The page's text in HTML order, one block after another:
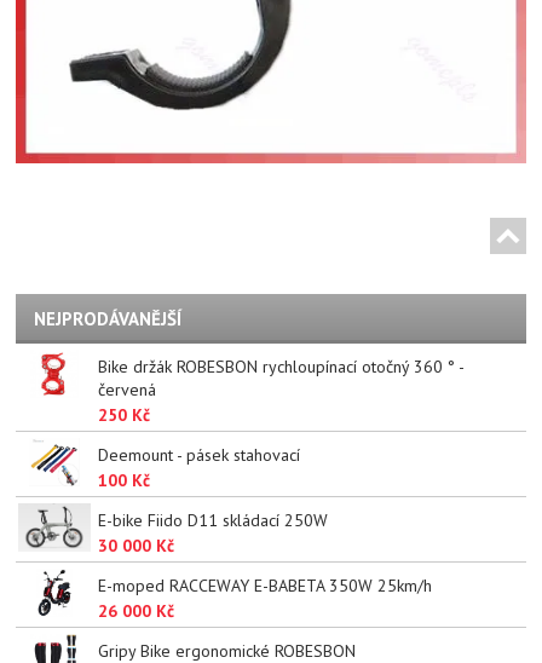
NEJPRODÁVANĚJŠÍ
Bike držák ROBESBON rychloupínací otočný 360 ° -
červená
250 Kč
Deemount - pásek stahovací
100 Kč
E-bike Fiido D11 skládací 250W
30 000 Kč
E-moped RACCEWAY E-BABETA 350W 25km/h
26 000 Kč
Gripy Bike ergonomické ROBESBON